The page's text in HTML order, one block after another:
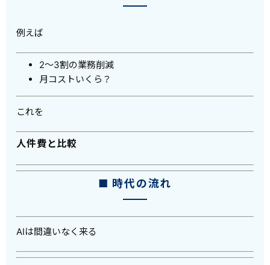
例えば
2〜3割の業務削減
月コストいくら？
これを
人件費と比較
■ 時代の流れ
AIは間違いなく来る